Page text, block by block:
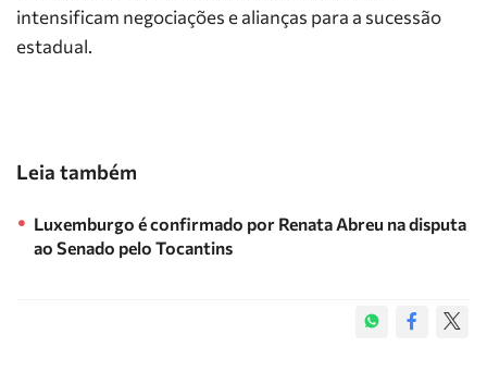
intensificam negociações e alianças para a sucessão
estadual.
Leia também
Luxemburgo é confirmado por Renata Abreu na disputa
ao Senado pelo Tocantins